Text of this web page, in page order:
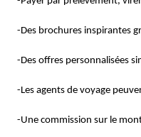
-Des brochures inspirantes
-Des offres personnalisées
-Les agents de voyage
-Une commission sur le